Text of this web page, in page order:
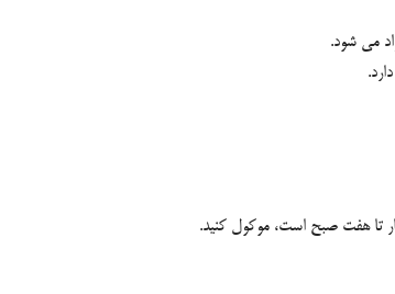
مي شود.
تا هفت صبح است، موکول کنيد.